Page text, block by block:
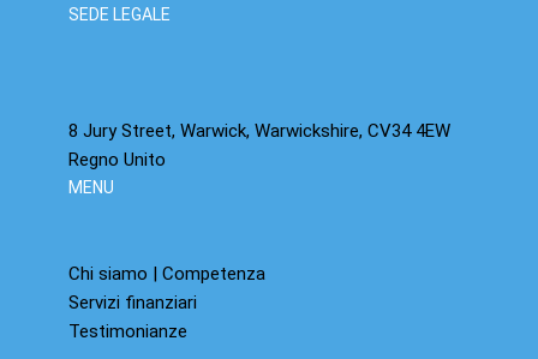
8 Jury Street, Warwick, Warwickshire, CV34 4EW
Regno Unito
SEDE LEGALE
Chi siamo | Competenza
Servizi finanziari
Testimonianze
MENU